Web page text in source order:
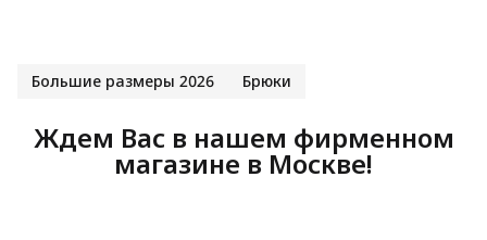
Большие размеры 2026 Брюки
Ждем Вас в нашем фирменном
магазине в Москве!